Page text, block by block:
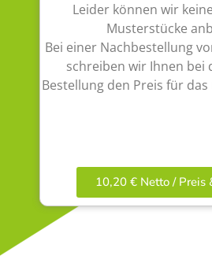
Leider können wir
Musterstücke
Bei einer Nachbestellung
schreiben wir Ihnen bei
Bestellung den Preis für
10,20 € Netto / Preis